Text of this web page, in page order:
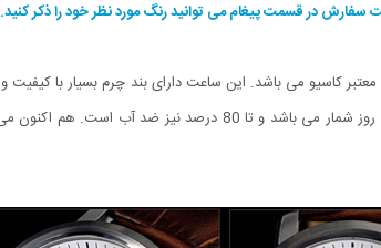
سفارش در قسمت پیغام می توانید رنگ مورد نظر خود را ذکر کنید.